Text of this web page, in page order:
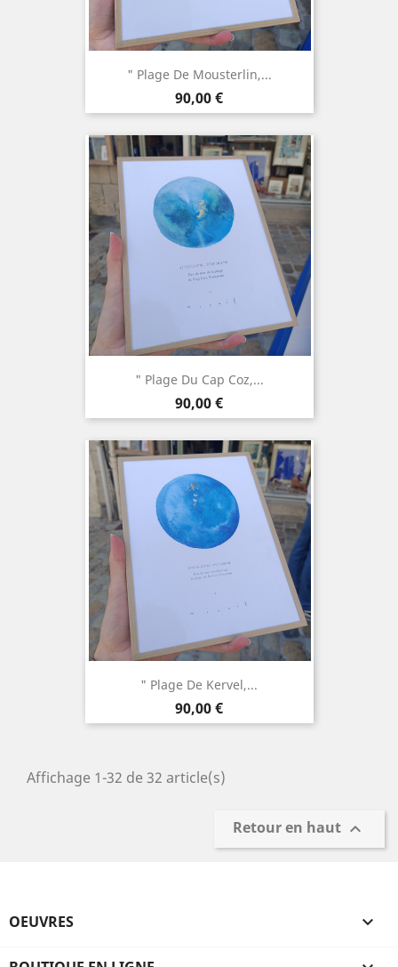
" Plage De Mousterlin,...
Prix
90,00 €
" Plage Du Cap Coz,...
Prix
90,00 €
" Plage De Kervel,...
Prix
90,00 €
Affichage 1-32 de 32 article(s)
Retour en haut 
OEUVRES 